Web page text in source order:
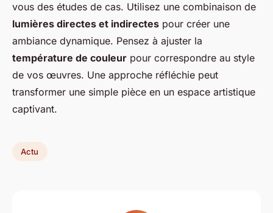
vous des études de cas. Utilisez une combinaison de
lumières directes et indirectes pour créer une
ambiance dynamique. Pensez à ajuster la
température de couleur pour correspondre au style
de vos œuvres. Une approche réfléchie peut
transformer une simple pièce en un espace artistique
captivant.
Actu